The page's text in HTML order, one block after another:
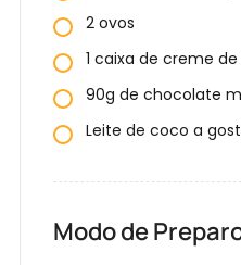
Receba
nossas
2 ovos
1 caixa de creme
90g de chocolate
Leite de coco a
Modo de